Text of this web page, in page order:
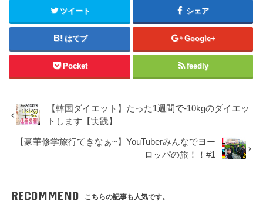
ツイート シェア
はてブ Google+
Pocket feedly
【韓国ダイエット】たった1週間で-10kgのダイエッ
トします【実践】
【豪華修学旅行てきなぁ~】YouTuberみんなでヨー
ロッパの旅！！#1
RECOMMEND こちらの記事も人気です。